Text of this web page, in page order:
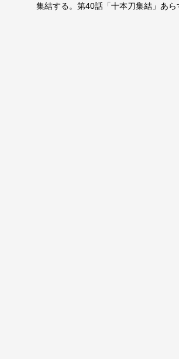
集結する。第40話「十本刀集結」あら